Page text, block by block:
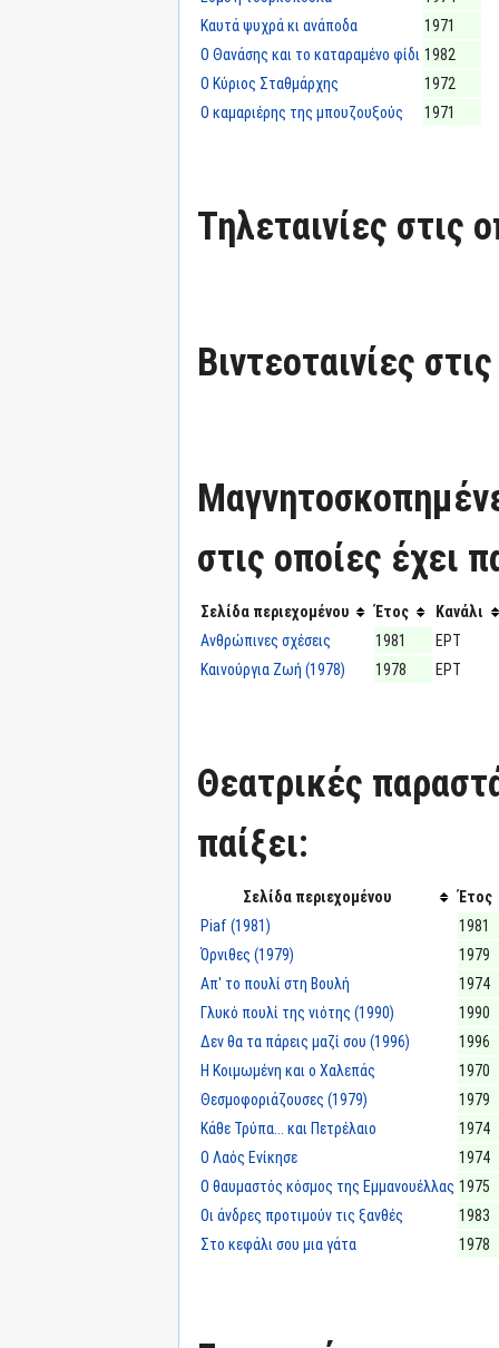
Καυτά ψυχρά κι ανάποδα
1971
Ο Θανάσης και το καταραμένο φίδι 1982
Ο Κύριος Σταθμάρχης
1972
Ο καμαριέρης της μπουζουξούς
1971
Τηλεταινίες στις
Βιντεοταινίες
στις οποίες έχει
Σελίδα περιεχομένου Έτος
Κανάλι
Ανθρώπινες σχέσεις
1981
ΕΡΤ
Καινούργια Ζωή (1978)
1978 ΕΡΤ
Θεατρικές
παίξει:
Σελίδα περιεχομένου
Έτος
Piaf (1981)
1981
Όρνιθες (1979)
1979
Απ' το πουλί στη Βουλή
1974
Γλυκό πουλί της νιότης (1990)
1990
Δεν θα τα πάρεις μαζί σου (1996)
1996
Η Κοιμωμένη και ο Χαλεπάς
1970
Θεσμοφοριάζουσες (1979)
1979
Κάθε Τρύπα... και Πετρέλαιο
1974
Ο Λαός Ενίκησε
1974
Ο θαυμαστός κόσμος της Εμμανουέλλας 1975
Οι άνδρες προτιμούν τις ξανθές
1983
Στο κεφάλι σου μια γάτα
1978